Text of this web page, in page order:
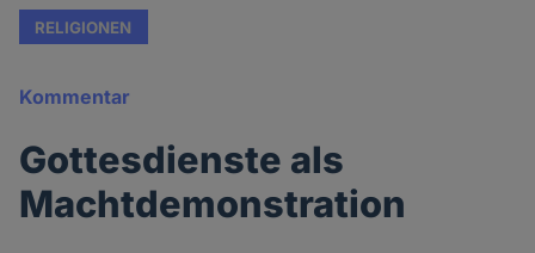
RELIGIONEN
Kommentar
Gottesdienste als
Machtdemonstration